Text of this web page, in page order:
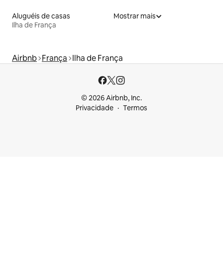
Aluguéis de casas
Ilha de França
Mostrar mais
Airbnb França Ilha de França
© 2026 Airbnb, Inc.
Privacidade
Termos